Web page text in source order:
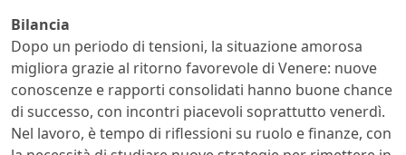
Bilancia
Dopo un periodo di tensioni, la situazione amorosa
migliora grazie al ritorno favorevole di Venere: nuove
conoscenze e rapporti consolidati hanno buone chance
di successo, con incontri piacevoli soprattutto venerdì.
Nel lavoro, è tempo di riflessioni su ruolo e finanze, con